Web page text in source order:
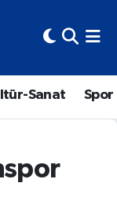
Sanat Spor